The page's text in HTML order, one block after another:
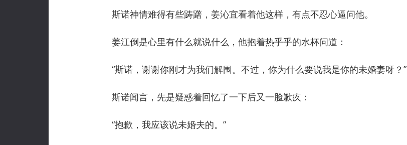
斯诺神情难得有些踌躇，姜沁宜看着他这样，有点不忍心逼问他。
姜江倒是心里有什么就说什么，他抱着热乎乎的水杯问道：
“斯诺，谢谢你刚才为我们解围。不过，你为什么要说我是你的未婚妻呀？”
斯诺闻言，先是疑惑着回忆了一下后又一脸歉疚：
“抱歉，我应该说未婚夫的。”